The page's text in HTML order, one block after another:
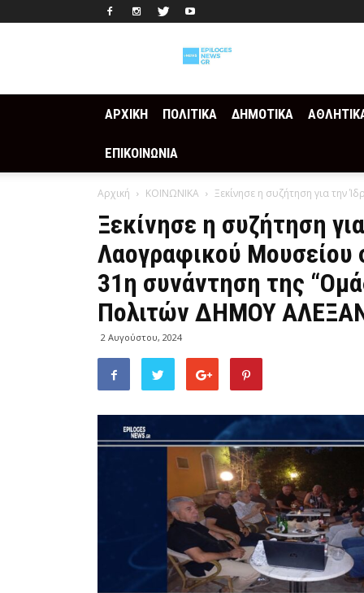
ΑΡΧΙΚΗ ΠΟΛΙΤΙΚΑ ΔΗΜΟΤΙΚΑ
ΕΠΙΚΟΙΝΩΝΙΑ
Αρχική ΚΟΙΝΩΝΙΚΑ Ξεκίνησε η συζήτηση για την
Ξεκίνησε η συζήτηση
Λαογραφικού Μουσείου
31η συνάντηση της
Πολιτών ΔΗΜΟΥ
2 Αυγούστου, 2024